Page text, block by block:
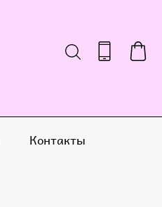
Контакты